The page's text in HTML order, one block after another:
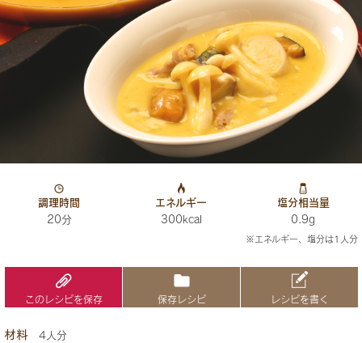
調理時間
20分
エネルギー
300kcal
塩分相当量
0.9g
※エネルギー、塩分は1人分
このレシピを保存 保存レシピ レシピを書く
材料 4人分